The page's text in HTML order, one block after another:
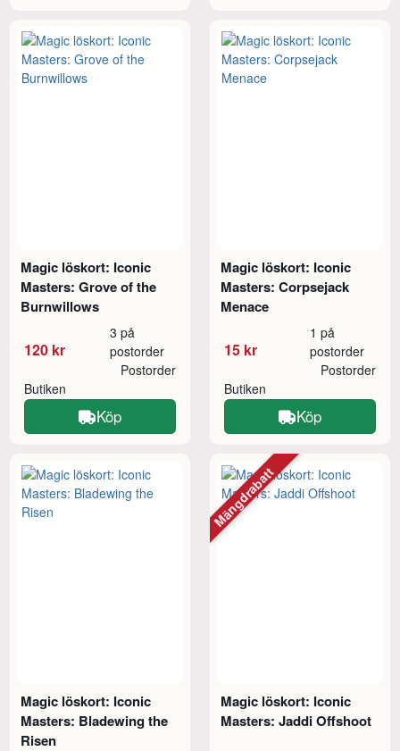
Magic löskort: Iconic
Masters: Grove of the
Burnwillows
120 kr
3 på
postorder
Butiken
Postorder
Köp
Magic löskort: Iconic
Masters: Corpsejack
Menace
15 kr
1 på
postorder
Butiken
Postorder
Köp
Magic löskort: Iconic
Masters: Bladewing the
Risen
Magic löskort: Iconic
Masters: Jaddi Offshoot
Mängdrabatt